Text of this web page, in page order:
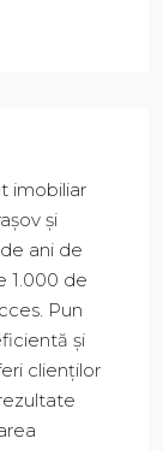
imobiliar
și
ani de
1.000 de
Pun
și
clienților